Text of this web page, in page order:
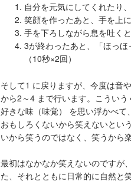
自分を元気にしてくれたり
笑顔を作ったあと、手を上
手を下ろしながら息を吐く
3が終わったあと、「ほっ
（10秒×2回）
そして1 に戻りますが、今度は音
から2～4 まで行います。こうい
好きな味（味覚） を思い浮かべて
おもしろくないから笑えないとい
いから笑うのではなく、笑うから
最初はなかなか笑えないのですが
た、それとともに日常的に自然と